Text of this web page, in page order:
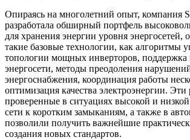
Опираясь на многолетний опыт, компания
разработала обширный портфель
для хранения энергии уровня
такие базовые технологии, как алгоритмы
топологии мощных инверторов, поддержка
энергосети, методы преодоления
энергоснабжения, координация работы
оптимизация качества электроэнергии.
проверенные в ситуациях высокой и
сети к коротким замыканиям, а также в
позволили получить важнейшие
создания новых стандартов.